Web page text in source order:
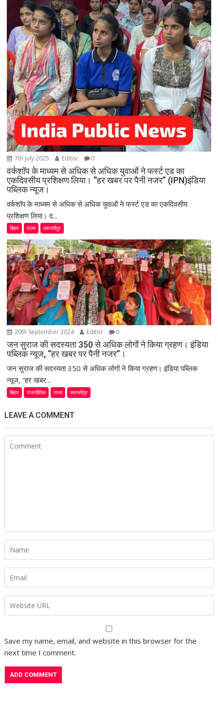
7th July 2025 Editor 0
वर्कशॉप के माध्यम से अधिक से अधिक युवाओं ने फर्स्ट एड का
एकदिवसीय प्रशिक्षण लिया। “हर खबर पर पैनी नजर” (IPN)इंडिया
पब्लिक न्यूज।
वर्कशॉप के माध्यम से अधिक से अधिक युवाओं ने फर्स्ट एड का एकदिवसीय
प्रशिक्षण लिया। द...
बिहार राज्य समस्तीपुर
20th September 2024 Editor 0
जन सुराज की सदस्यता 350 से अधिक लोगों ने किया ग्रहण। इंडिया
पब्लिक न्यूज, “हर खबर पर पैनी नजर”।
जन सुराज की सदस्यता 350 से अधिक लोगों ने किया ग्रहण। इंडिया पब्लिक
न्यूज, “हर खबर...
बिहार राजनीतिक राज्य समस्तीपुर
LEAVE A COMMENT
Save my name, email, and website in this browser for the
next time I comment.